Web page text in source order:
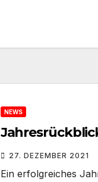
NEWS
27. DEZEMBER 2021
Ein erfolgreiches